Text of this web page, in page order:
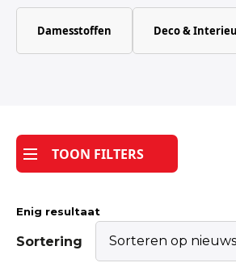
Katoen
Tijdpakker stof
Damesstoffen Deco &
TOON FILTERS
Enig resultaat
Sortering